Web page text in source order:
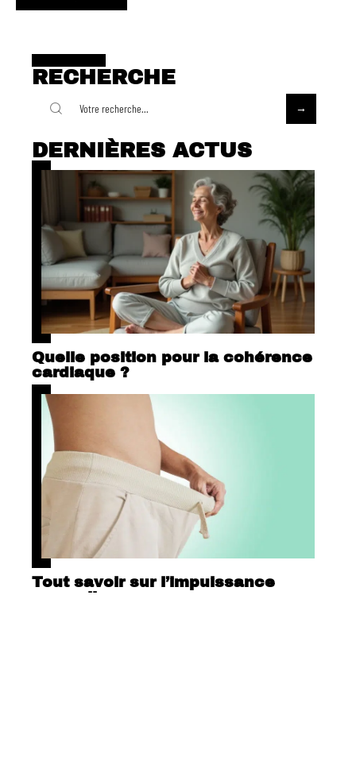
RECHERCHE
DERNIÈRES ACTUS
Quelle position pour la cohérence
cardiaque ?
Tout savoir sur l’impuissance
masculine